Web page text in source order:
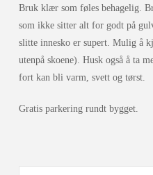
Bruk klær som føles behagelig.
som ikke sitter alt for godt på
slitte innesko er supert. Mulig å
utenpå skoene). Husk også å ta
fort kan bli varm, svett og tørst.
Gratis parkering rundt bygget.